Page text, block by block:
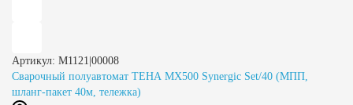
Артикул: M1121|00008
Сварочный полуавтомат ТЕНА MX500 Synergic Set/40 (МПП,
шланг-пакет 40м, тележка)